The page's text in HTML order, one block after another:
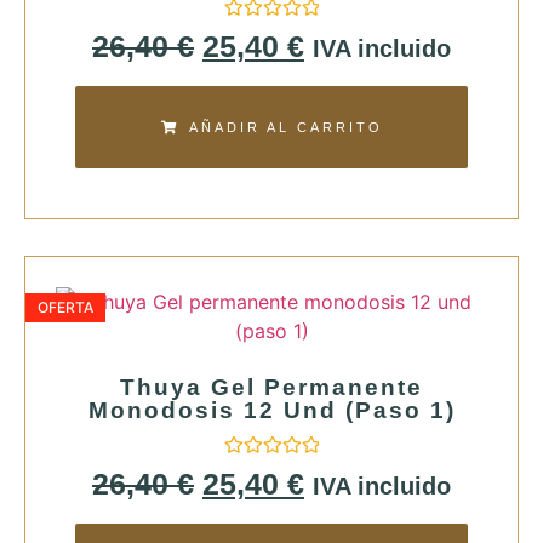
Valorado
con
0
de
26,40€ 25,40 € IVA incluido
AÑADIR AL CARRITO
OFERTA
Thuya Gel Permanente
Monodosis 12 Und (paso 1)
Valorado
con
0
de
26,40€ 25,40 € IVA incluido